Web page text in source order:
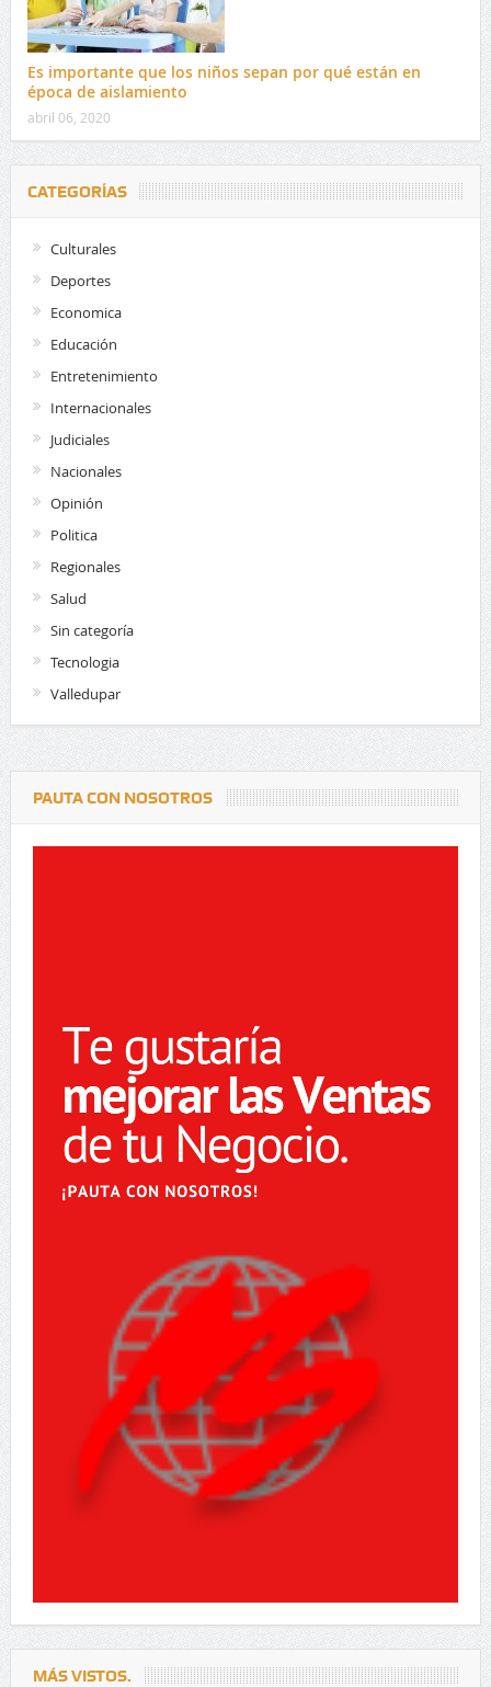
Es importante que los niños sepan por qué están en
época de aislamiento
abril 06, 2020
CATEGORÍAS
Culturales
Deportes
Economica
Educación
Entretenimiento
Internacionales
Judiciales
Nacionales
Opinión
Politica
Regionales
Salud
Sin categoría
Tecnologia
Valledupar
PAUTA CON NOSOTROS
MÁS VISTOS.